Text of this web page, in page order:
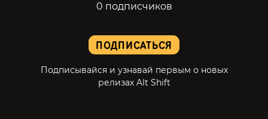
ПОДПИСАТЬСЯ
Подписывайся и узнавай первым о новых
релизах Alt Shift
0 подписчиков